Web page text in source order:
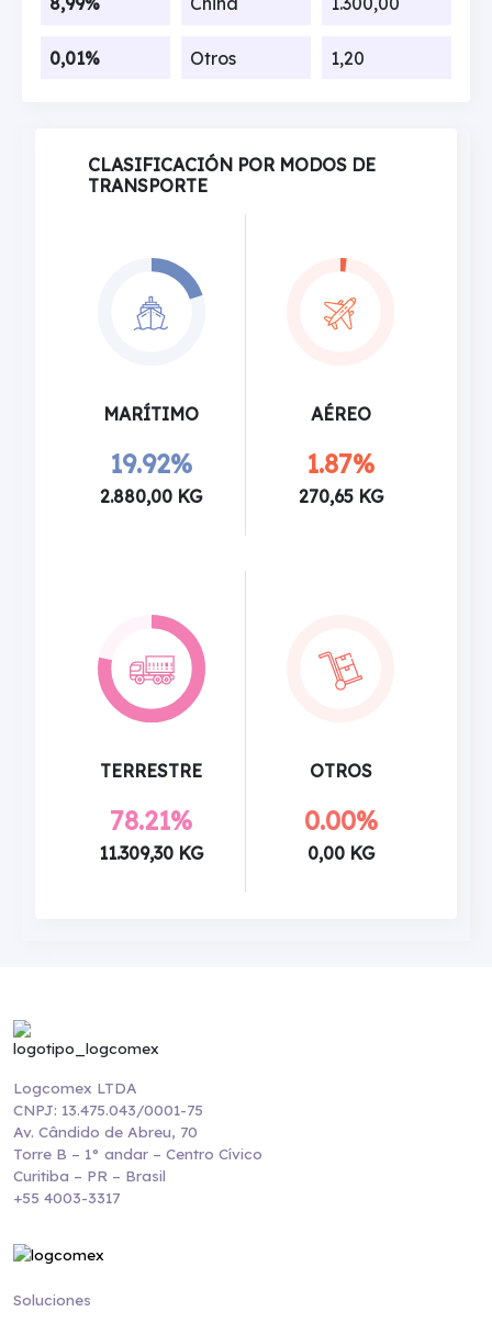
0,01% Otros 1,20
CLASIFICACIÓN POR MODOS DE
TRANSPORTE
MARÍTIMO
19.92%
2.880,00 KG
AÉREO
1.87%
270,65 KG
TERRESTRE
78.21%
11.309,30 KG
OTROS
0.00%
0,00 KG
Logcomex LTDA
CNPJ: 13.475.043/0001-75
Av. Cândido de Abreu, 70
Torre B – 1° andar – Centro Cívico
Curitiba – PR – Brasil
+55 4003-3317
Soluciones